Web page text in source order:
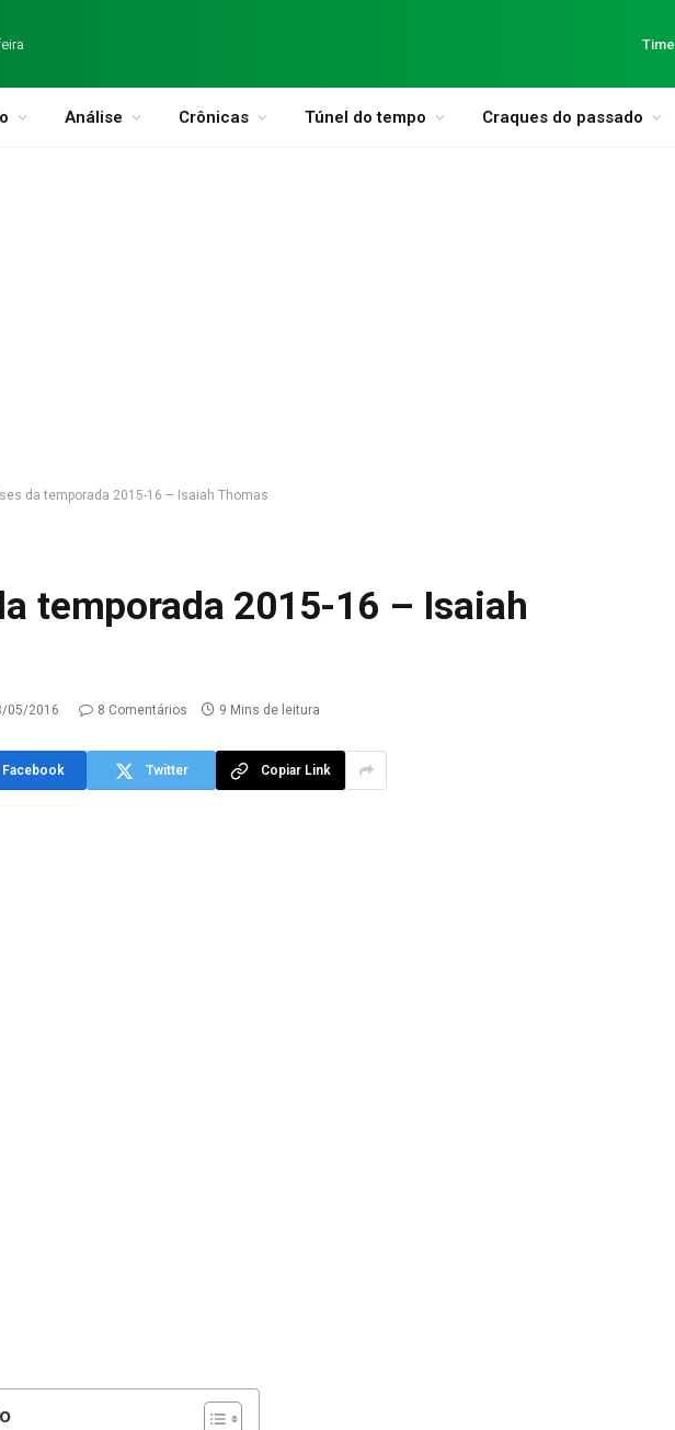
Time
Análise Crônicas Túnel do tempo Craques do passado
da temporada 2015-16 – Isaiah Thomas
temporada 2015-16 – Isaiah
05/2016 8 Comentários 9 Mins de leitura
Facebook Twitter Copiar Link